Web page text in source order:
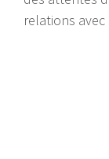
relations